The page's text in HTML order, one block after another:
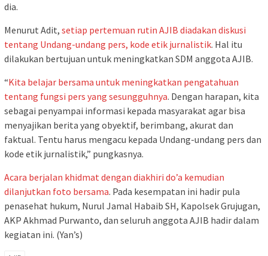
dia.
Menurut Adit, setiap pertemuan rutin AJIB diadakan diskusi
tentang Undang-undang pers, kode etik jurnalistik. Hal itu
dilakukan bertujuan untuk meningkatkan SDM anggota AJIB.
“Kita belajar bersama untuk meningkatkan pengatahuan
tentang fungsi pers yang sesungguhnya. Dengan harapan, kita
sebagai penyampai informasi kepada masyarakat agar bisa
menyajikan berita yang obyektif, berimbang, akurat dan
faktual. Tentu harus mengacu kepada Undang-undang pers dan
kode etik jurnalistik,” pungkasnya.
Acara berjalan khidmat dengan diakhiri do’a kemudian
dilanjutkan foto bersama. Pada kesempatan ini hadir pula
penasehat hukum, Nurul Jamal Habaib SH, Kapolsek Grujugan,
AKP Akhmad Purwanto, dan seluruh anggota AJIB hadir dalam
kegiatan ini. (Yan’s)